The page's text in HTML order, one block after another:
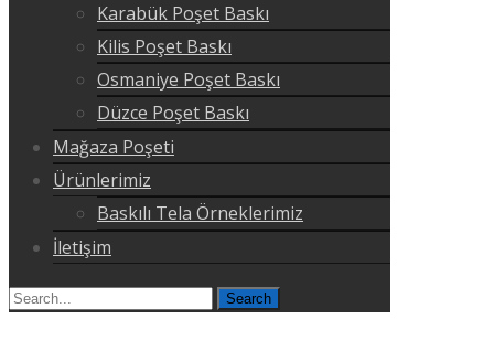
Karabük Poşet Baskı
Kilis Poşet Baskı
Osmaniye Poşet Baskı
Düzce Poşet Baskı
Mağaza Poşeti
Ürünlerimiz
Baskılı Tela Örneklerimiz
İletişim
Search